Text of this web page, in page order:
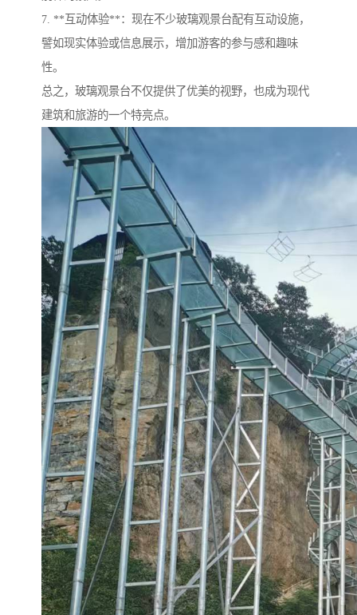
7. **互动体验**：现在不少玻璃观景台配有互动设施，
譬如现实体验或信息展示，增加游客的参与感和趣味
性。
总之，玻璃观景台不仅提供了优美的视野，也成为现代
建筑和旅游的一个特亮点。